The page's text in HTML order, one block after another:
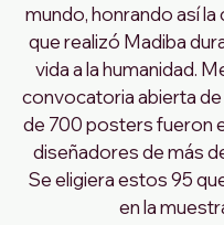
mundo, honrando así
que realizó Madiba
vida a la humanidad.
convocatoria abierta de
de 700 posters fueron
diseñadores de más
Se eligiera estos 95
en la